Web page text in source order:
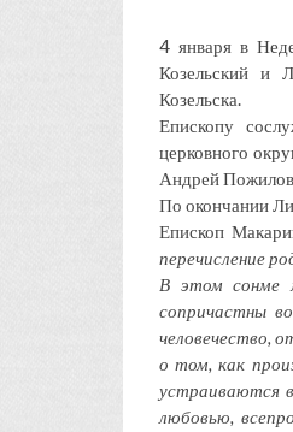
4 января в
Козельский и
Козельска.
Епископу
церковного
Андрей
По окончании
Епископ
перечисление
В этом сонме
сопричастны
человечество,
о том, как
устраиваются
любовью,